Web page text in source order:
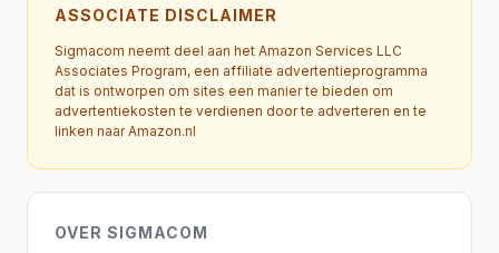
ASSOCIATE DISCLAIMER
Sigmacom neemt deel aan het Amazon Services LLC
Associates Program, een affiliate advertentieprogramma
dat is ontworpen om sites een manier te bieden om
advertentiekosten te verdienen door te adverteren en te
linken naar Amazon.nl
OVER SIGMACOM